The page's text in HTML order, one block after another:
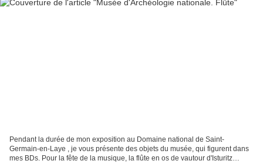
Pendant la durée de mon exposition au Domaine national de Saint-
Germain-en-Laye , je vous présente des objets du musée, qui figurent dans
mes BDs. Pour la fête de la musique, la flûte en os de vautour d'Isturitz